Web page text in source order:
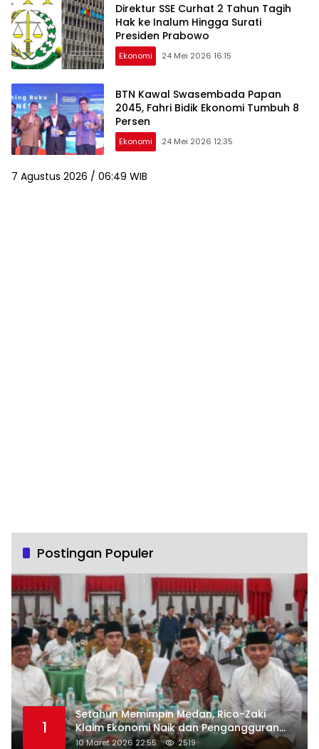
Direktur SSE Curhat 2 Tahun Tagih
Hak ke Inalum Hingga Surati
Presiden Prabowo
Ekonomi 24 Mei 2026 16:15
BTN Kawal Swasembada Papan
2045, Fahri Bidik Ekonomi Tumbuh 8
Persen
Ekonomi 24 Mei 2026 12:35
7 Agustus 2026 / 06:49 WIB
Postingan Populer
1
Setahun Memimpin Medan, Rico-Zaki
Klaim Ekonomi Naik dan Pengangguran
Turun
10 Maret 2026 22:55 2519